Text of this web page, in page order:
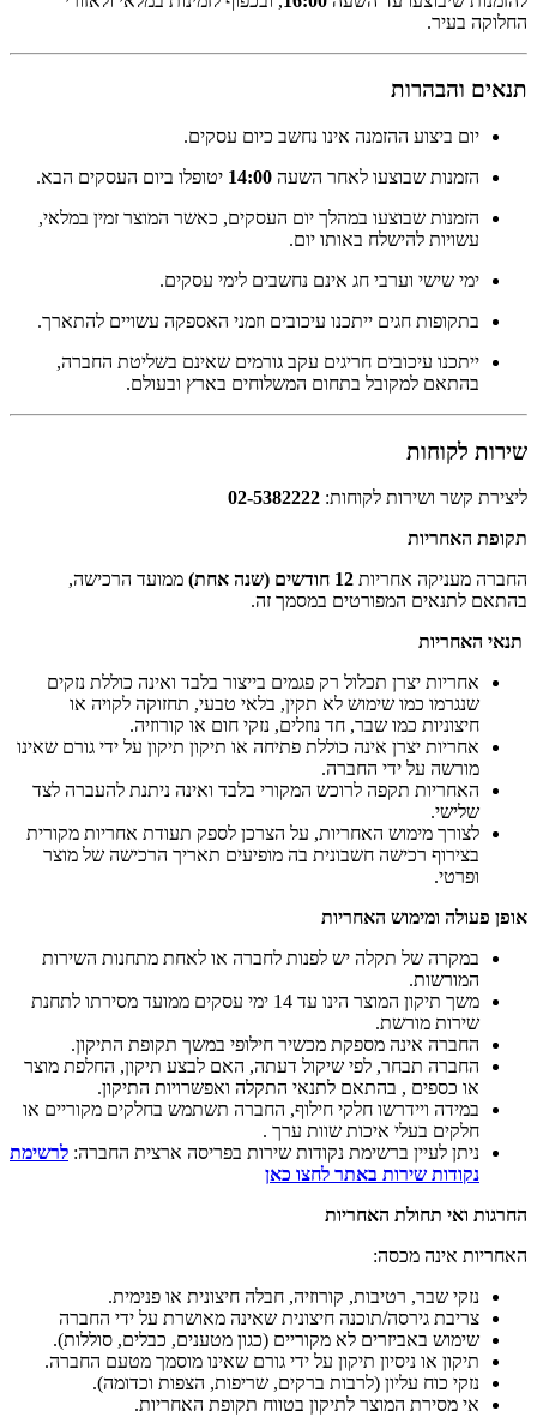
החלוקה בעיר.
תנאים והבהרות
יום ביצוע ההזמנה אינו נחשב כיום עסקים.
הזמנות שבוצעו לאחר השעה 14:00 יטופלו ביום העסקים הבא.
הזמנות שבוצעו במהלך יום העסקים, כאשר המוצר זמין במלאי,
עשויות להישלח באותו יום.
ימי שישי וערבי חג אינם נחשבים לימי עסקים.
בתקופות חגים ייתכנו עיכובים וזמני האספקה עשויים להתארך.
ייתכנו עיכובים חריגים עקב גורמים שאינם בשליטת החברה,
בהתאם למקובל בתחום המשלוחים בארץ ובעולם.
שירות לקוחות
ליצירת קשר ושירות לקוחות: 02-5382222
תקופת האחריות
החברה מעניקה אחריות 12 חודשים (שנה אחת)
ממועד הרכישה,
בהתאם לתנאים המפורטים במסמך זה.
תנאי האחריות
אחריות יצרן תכלול רק פגמים בייצור בלבד ואינה כוללת נזקים
שנגרמו כמו שימוש לא תקין, בלאי טבעי, תחזוקה לקויה או
חיצוניות כמו שבר, חד נוזלים, נזקי חום או קורוזיה.
אחריות יצרן אינה כוללת פתיחה או תיקון תיקון על ידי גורם שאינו
מורשה על ידי החברה.
האחריות תקפה לרוכש המקורי בלבד ואינה ניתנת להעברה לצד
שלישי.
לצורך מימוש האחריות, על הצרכן לספק תעודת אחריות מקורית
בצירוף רכישה חשבונית בה מופיעים תאריך הרכישה של מוצר
ופרטי.
אופן פעולה ומימוש האחריות
במקרה של תקלה יש לפנות לחברה או לאחת מתחנות השירות
המורשות.
משך תיקון המוצר הינו עד 14 ימי עסקים ממועד מסירתו לתחנת
שירות מורשת.
החברה אינה מספקת מכשיר חילופי במשך תקופת התיקון.
החברה תבחר, לפי שיקול דעתה, האם לבצע תיקון, החלפת מוצר
או כספים , בהתאם לתנאי התקלה ואפשרויות התיקון.
במידה ויידרשו חלקי חילוף, החברה תשתמש בחלקים מקוריים או
חלקים בעלי איכות שוות ערך .
ניתן לעיין ברשימת נקודות שירות בפריסה ארצית החברה: לרשימת
נקודות שירות באתר לחצו כאן
החרגות ואי תחולת האחריות
האחריות אינה מכסה:
נזקי שבר, רטיבות, קורוזיה, חבלה חיצונית או פנימית.
צריבת גירסה/תוכנה חיצונית שאינה מאושרת על ידי החברה
שימוש באביזרים לא מקוריים (כגון מטענים, כבלים, סוללות).
תיקון או ניסיון תיקון על ידי גורם שאינו מוסמך מטעם החברה.
נזקי כוח עליון (לרבות ברקים, שריפות, הצפות וכדומה).
אי מסירת המוצר לתיקון בטווח תקופת האחריות.